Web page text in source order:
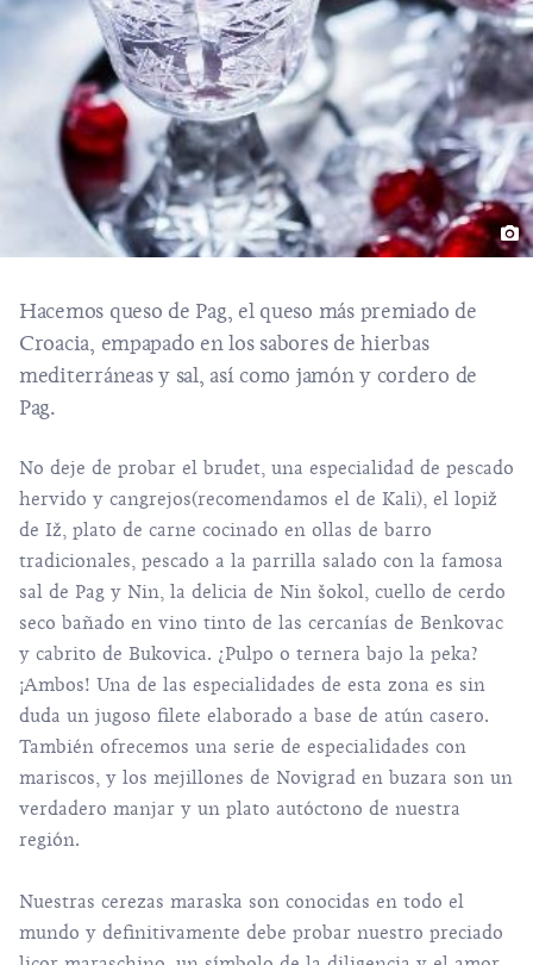
Hacemos queso de Pag, el queso más premiado de
Croacia, empapado en los sabores de hierbas
mediterráneas y sal, así como jamóny cordero de
Pag.
No deje de probar el brudet, una especialidad de pescado
hervido y cangrejos(recomendamos el de Kali), el lopiž
de Iž, plato de carne cocinado en ollas de barro
tradicionales, pescado a la parrilla salado con la famosa
sal de Pag y Nin, la delicia de Nin šokol, cuello de cerdo
seco bañado en vino tinto de las cercanías de Benkovac
y cabrito de Bukovica. ¿Pulpo o ternera bajo la peka?
¡Ambos! Una de las especialidades de esta zona es sin
duda un jugoso filete elaborado a base de atún casero.
También ofrecemos una serie de especialidades con
mariscos, y los mejillones de Novigrad en buzara son un
verdadero manjar y un plato autóctono de nuestra
región.
Nuestras cerezas maraska son conocidas en todo el
mundo y definitivamente debe probar nuestro preciado